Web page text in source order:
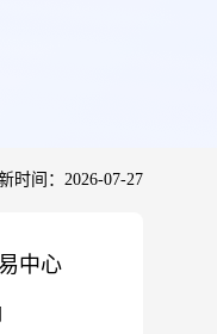
时间：2026-07-27
中心